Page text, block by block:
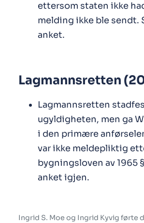
ettersom staten ikke
melding ikke ble sendt.
anket.
Lagmannsretten
Lagmannsretten
ugyldigheten, men ga
i den primære
var ikke meldepliktig
bygningsloven av 1965
anket igjen.
Ingrid S. Moe og Ingrid Kyvig førte